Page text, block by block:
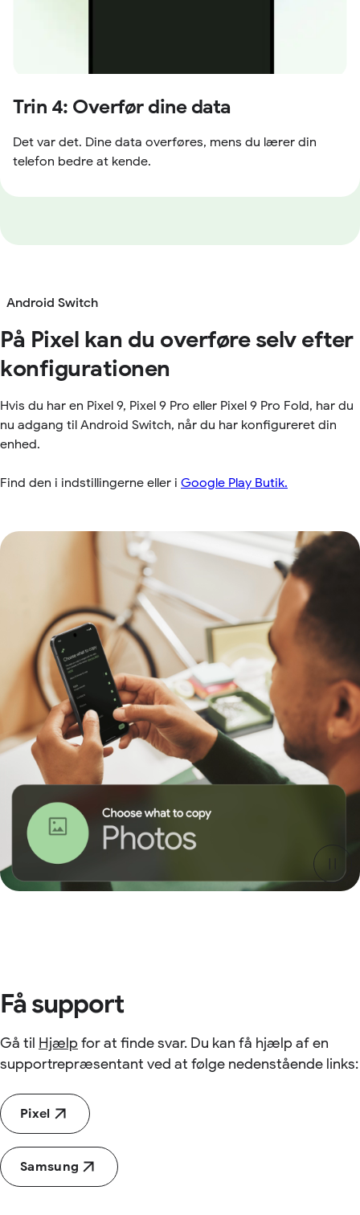
Trin 4: Overfør dine data
Det var det. Dine data overføres, mens du lærer din
telefon bedre at kende.
Android Switch
På Pixel kan du overføre selv efter
konfigurationen
Hvis du har en Pixel 9, Pixel 9 Pro eller Pixel 9 Pro Fold, har du
nu adgang til Android Switch, når du har konfigureret din
enhed.
Find den i indstillingerne eller i Google Play Butik.
Få support
Gå til Hjælp for at finde svar. Du kan få hjælp af en
supportrepræsentant ved at følge nedenstående links:
Pixel
Samsung